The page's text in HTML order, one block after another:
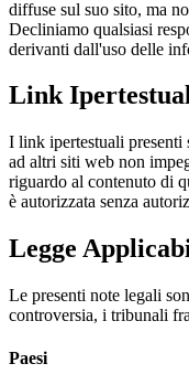
diffuse sul suo sito, ma
Decliniamo qualsiasi
derivanti dall'uso delle
Link
I link ipertestuali presenti
ad altri siti web non
riguardo al contenuto di
è autorizzata senza
Legge
Le presenti note legali
controversia, i tribunali
Paesi